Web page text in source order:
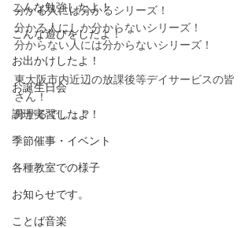
こんな勉強したよ！
こんな遊びをしたよ！
お出かけしたよ！
お誕生日会
調理実習したよ！
季節催事・イベント
各種教室での様子
お知らせです。
ことば音楽
分かる人には分かるシリーズ！
分かる人にしか分からないシリーズ！
分からない人には分からないシリーズ！
東大阪市内近辺の放課後等デイサービスの皆
さん！
分かるでしょ？